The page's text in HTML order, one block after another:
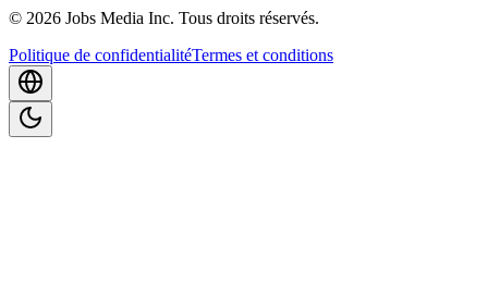
© 2026 Jobs Media Inc. Tous droits réservés.
Politique de confidentialitéTermes et conditions